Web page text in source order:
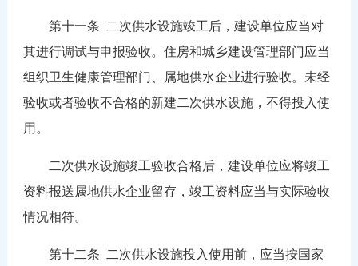
第十一条 二次供水设施竣工后，建设单位应当对
其进行调试与申报验收。住房和城乡建设管理部门应当
组织卫生健康管理部门、属地供水企业进行验收。未经
验收或者验收不合格的新建二次供水设施，不得投入使
用。
二次供水设施竣工验收合格后，建设单位应将竣工
资料报送属地供水企业留存，竣工资料应当与实际验收
情况相符。
第十二条 二次供水设施投入使用前，应当按国家